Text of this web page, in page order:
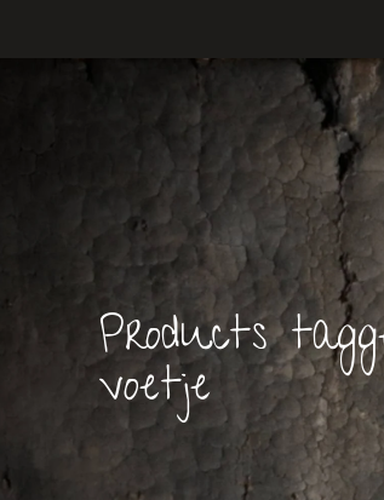
Products
voetje